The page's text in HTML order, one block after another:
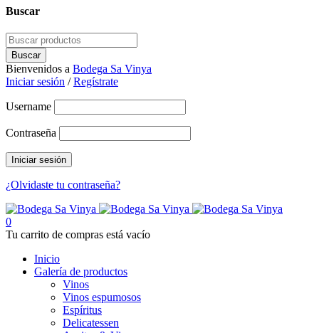
Buscar
Bienvenidos a Bodega Sa Vinya
Iniciar sesión /Regístrate
Username
Contraseña
¿Olvidaste tu contraseña?
0
Tu carrito de compras está vacío
Inicio
Galería de productos
Vinos
Vinos espumosos
Espíritus
Delicatessen